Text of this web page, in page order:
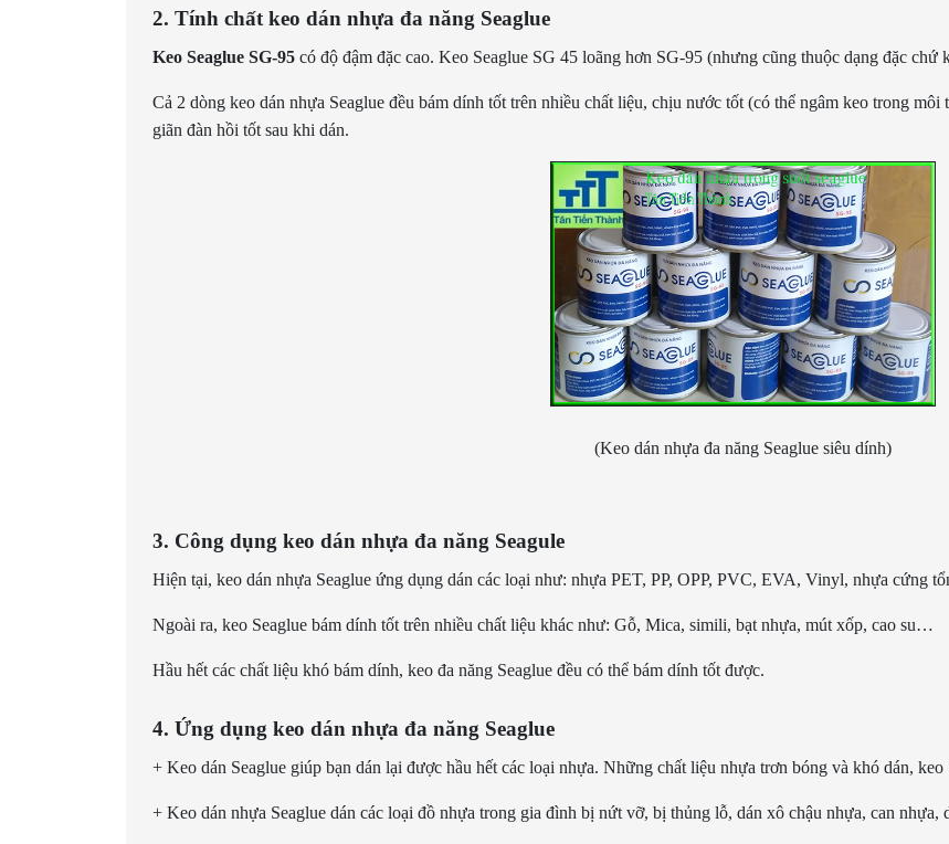
2. Tính chất keo dán nhựa đa năng Seaglue
Keo Seaglue SG-95 có độ đậm đặc cao. Keo Seaglue SG 45 loãng hơn SG-95 (nhưng cũng thuộc dạng đặc chứ
Cả 2 dòng keo dán nhựa Seaglue đều bám dính tốt trên nhiều chất liệu, chịu nước tốt (có thể ngâm keo trong
giãn đàn hồi tốt sau khi dán.
(Keo dán nhựa đa năng Seaglue siêu dính)
3. Công dụng keo dán nhựa đa năng Seagule
Hiện tại, keo dán nhựa Seaglue ứng dụng dán các loại như: nhựa PET, PP, OPP, PVC, EVA, Vinyl, nhựa cứng
Ngoài ra, keo Seaglue bám dính tốt trên nhiều chất liệu khác như: Gỗ, Mica, simili, bạt nhựa, mút xốp, cao su…
Hầu hết các chất liệu khó bám dính, keo đa năng Seaglue đều có thể bám dính tốt được.
4. Ứng dụng keo dán nhựa đa năng Seaglue
+ Keo dán Seaglue giúp bạn dán lại được hầu hết các loại nhựa. Những chất liệu nhựa trơn bóng và khó dán, keo
+ Keo dán nhựa Seaglue dán các loại đồ nhựa trong gia đình bị nứt vỡ, bị thủng lỗ, dán xô chậu nhựa, can